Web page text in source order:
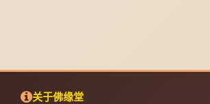
关于佛缘堂